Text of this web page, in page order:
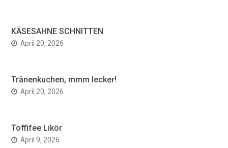
KÄSESAHNE SCHNITTEN
April 20, 2026
Tränenkuchen, mmm lecker!
April 20, 2026
Toffifee Likör
April 9, 2026